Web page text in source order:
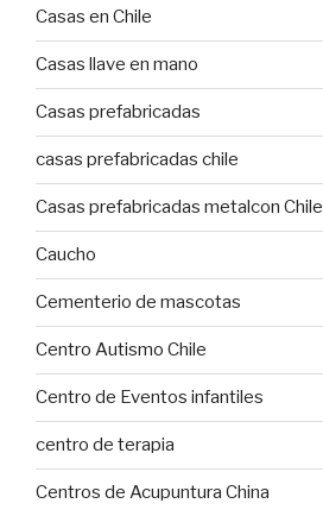
Casas en Chile
Casas llave en mano
Casas prefabricadas
casas prefabricadas chile
Casas prefabricadas metalcon Chile
Caucho
Cementerio de mascotas
Centro Autismo Chile
Centro de Eventos infantiles
centro de terapia
Centros de Acupuntura China